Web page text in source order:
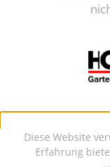
Diese Website
Erfahrung